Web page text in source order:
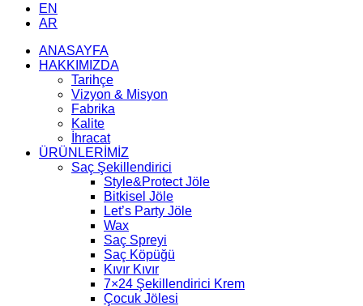
EN
AR
ANASAYFA
HAKKIMIZDA
Tarihçe
Vizyon & Misyon
Fabrika
Kalite
İhracat
ÜRÜNLERİMİZ
Saç Şekillendirici
Style&Protect Jöle
Bitkisel Jöle
Let’s Party Jöle
Wax
Saç Spreyi
Saç Köpüğü
Kıvır Kıvır
7×24 Şekillendirici Krem
Çocuk Jölesi